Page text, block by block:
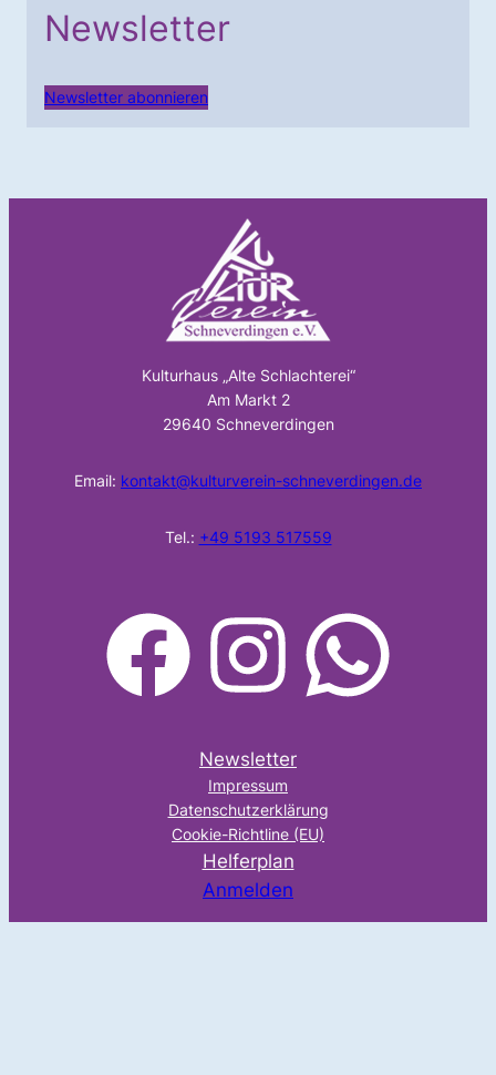
Newsletter
Newsletter abonnieren
Kulturhaus „Alte Schlachterei“
Am Markt 2
29640 Schneverdingen
Email: kontakt@kulturverein-schneverdingen.de
Tel.: +49 5193 517559
facebook Instagram WhatsApp
Newsletter
Impressum
Datenschutzerklärung
Cookie-Richtline (EU)
Helferplan
Anmelden